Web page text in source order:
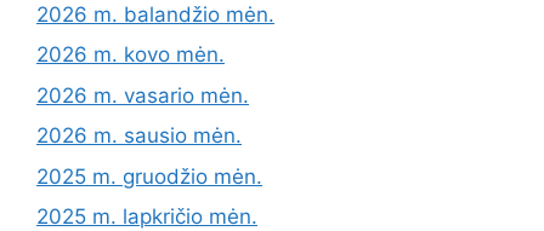
2026 m. balandžio mėn.
2026 m. kovo mėn.
2026 m. vasario mėn.
2026 m. sausio mėn.
2025 m. gruodžio mėn.
2025 m. lapkričio mėn.